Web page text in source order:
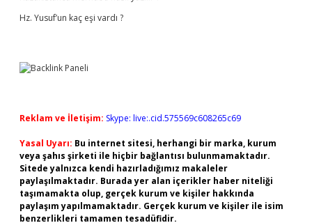
Hz. Yusuf’un kaç eşi vardı ?
Reklam ve İletişim: Skype: live:.cid.575569c608265c69
Yasal Uyarı: Bu internet sitesi, herhangi bir marka, kurum
veya şahıs şirketi ile hiçbir bağlantısı bulunmamaktadır.
Sitede yalnızca kendi hazırladığımız makaleler
paylaşılmaktadır. Burada yer alan içerikler haber niteliği
taşımamakta olup, gerçek kurum ve kişiler hakkında
paylaşım yapılmamaktadır. Gerçek kurum ve kişiler ile isim
benzerlikleri tamamen tesadüfidir.